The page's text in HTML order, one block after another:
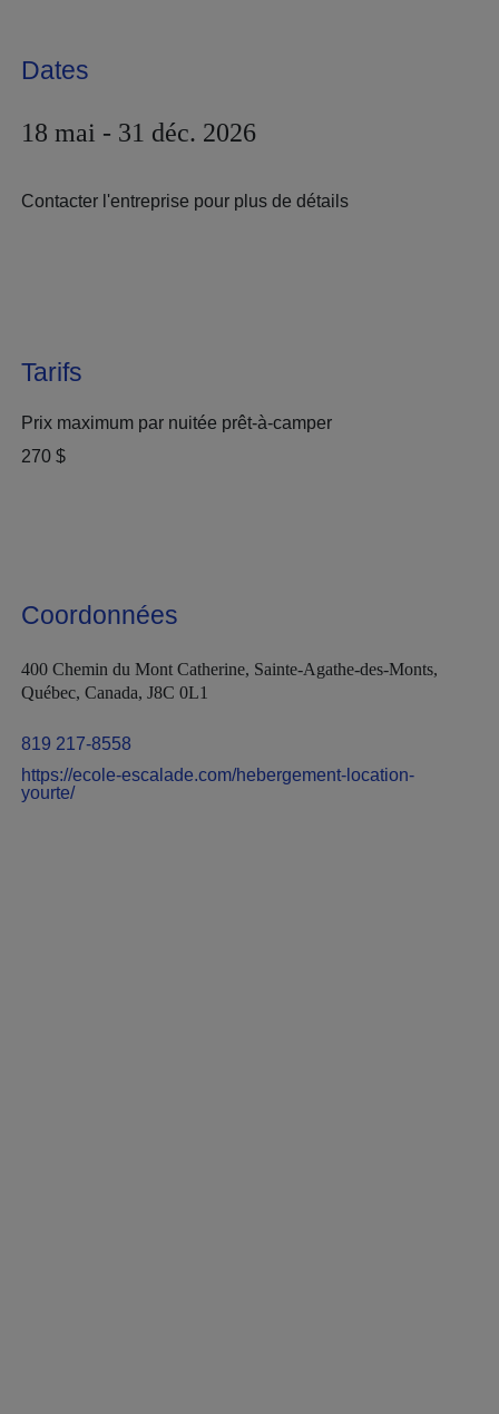
Dates
18 mai - 31 déc. 2026
Contacter l'entreprise pour plus de détails
Tarifs
Prix maximum par nuitée prêt-à-camper
270 $
Coordonnées
400 Chemin du Mont Catherine, Sainte-Agathe-des-Monts,
Québec, Canada, J8C 0L1
819 217-8558
https://ecole-escalade.com/hebergement-location-
yourte/